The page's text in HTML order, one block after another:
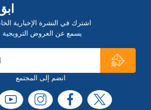
اشترك في النشرة الإخبارية
يسمع عن العروض الترويجية
انضم إلى المجتمع